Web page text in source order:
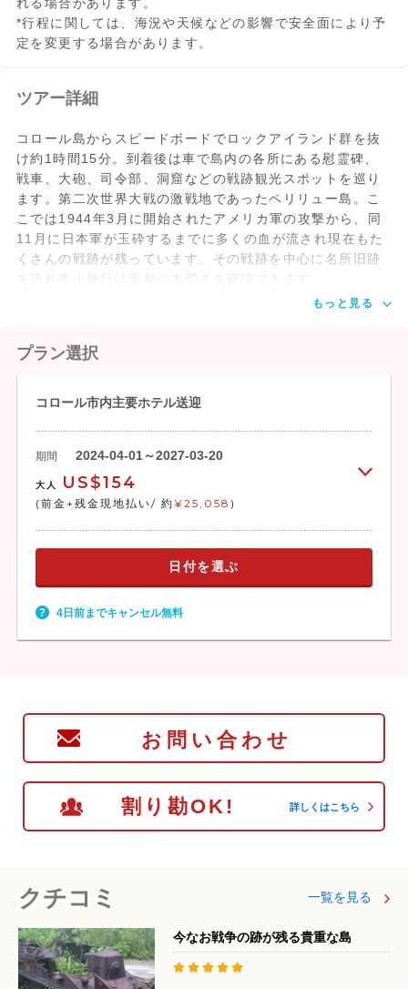
れる場合があります。
*行程に関しては、海況や天候などの影響で安全面により予
定を変更する場合があります。
ツアー詳細
コロール島からスピードボードでロックアイランド群を抜
け約1時間15分。到着後は車で島内の各所にある慰霊碑、
戦車、大砲、司令部、洞窟などの戦跡観光スポットを巡り
ます。第二次世界大戦の激戦地であったペリリュー島。こ
こでは1944年3月に開始されたアメリカ軍の攻撃から、同
11月に日本軍が玉砕するまでに多くの血が流され現在もた
くさんの戦跡が残っています。その戦跡を中心に名所旧跡
を訪れる小旅行は平和の大切さを確認できます。
もっと見る
プラン選択
コロール市内主要ホテル送迎
期間 2024-04-01～2027-03-20
大人 US$154
(前金+残金現地払い/ 約¥25,058 )
日付を選ぶ
4日前までキャンセル無料
お問い合わせ
割り勘OK! 詳しくはこちら
クチコミ 一覧を見る
今なお戦争の跡が残る貴重な島